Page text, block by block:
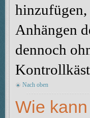
hinzufügen,
Anhängen
dennoch
Nach oben
Wie